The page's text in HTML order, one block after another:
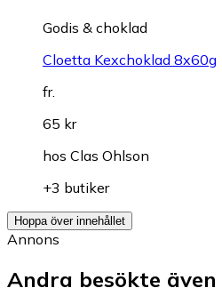
Godis & choklad
Cloetta Kexchoklad 8x60g
fr.
65 kr
hos Clas Ohlson
+3 butiker
Hoppa över innehållet
Annons
Andra besökte även